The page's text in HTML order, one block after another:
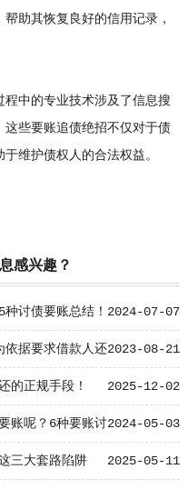
助其恢复良好的信用记录，
中的专业技术涉及了信息搜
些要账追债绝招不仅对于债
维护债权人的合法权益。
感兴趣？
2024-07-07
讨债要账总结！
2023-08-21
据要求借款人还
2025-12-02
的正规手段！
2024-05-03
账呢？6种要账讨
2025-05-11
三大套路陷阱